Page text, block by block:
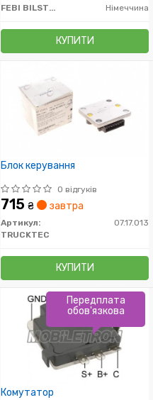
FEBI BILSTEIN
Німеччина
КУПИТИ
Блок керування
0 відгуків
715 ₴ завтра
Артикул:
07.17.013
TRUCKTEC
КУПИТИ
Комутатор
Передплата
обов'язкова